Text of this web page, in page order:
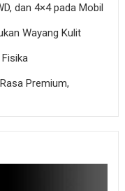
dan 4×4 pada Mobil
Wayang Kulit
Premium,